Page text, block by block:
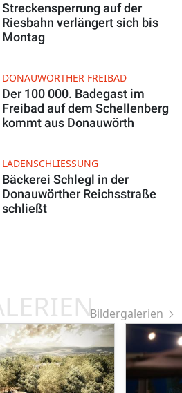
Streckensperrung auf der
Riesbahn verlängert sich bis
Montag
DONAUWÖRTHER FREIBAD
Der 100 000. Badegast im
Freibad auf dem Schellenberg
kommt aus Donauwörth
LADENSCHLIESSUNG
Bäckerei Schlegl in der
Donauwörther Reichsstraße
schließt
Bildergalerien